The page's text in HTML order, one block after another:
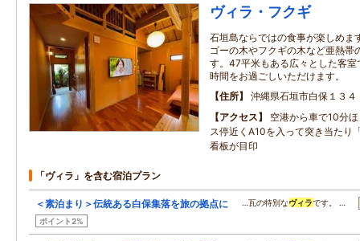
ヴィラ・フクギ
石垣島ならではの食事が楽しめま
ゴーの木やフクギの木など亜熱帯
す。47平米もある広々とした客
時間をお過ごしいただけます。
住所
沖縄県石垣市白保１３４
アクセス
空港から車で10分
ス停近くA10を入って突き当たり
看板が目印
「ヴィラ」を含む宿泊プラン
＜素泊まり＞伝統ある白保集落を旅の拠点に
ポイント2%
…瓦の特別なヴィラです。 …